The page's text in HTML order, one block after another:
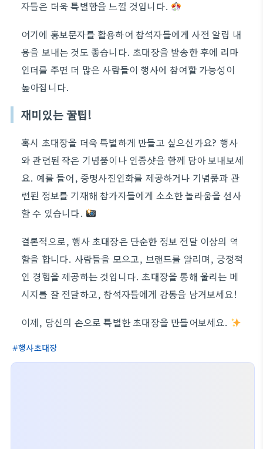
자들은 더욱 특별함을 느낄 것입니다.
여기에 홍보문자를 활용하여 참석자들에게 사전 알림 내
용을 보내는 것도 좋습니다. 초대장을 발송한 후에 리마
인더를 주면 더 많은 사람들이 행사에 참여할 가능성이
높아집니다.
재미있는 꿀팁!
혹시 초대장을 더욱 특별하게 만들고 싶으신가요? 행사
와 관련된 작은 기념품이나 인증샷을 함께 담아 보내보세
요. 예를 들어, 증명사진인화를 제공하거나 기념품과 관
련된 정보를 기재해 참가자들에게 소소한 놀라움을 선사
할 수 있습니다.
결론적으로, 행사 초대장은 단순한 정보 전달 이상의 역
할을 합니다. 사람들을 모으고, 브랜드를 알리며, 긍정적
인 경험을 제공하는 것입니다. 초대장을 통해 울리는 메
시지를 잘 전달하고, 참석자들에게 감동을 남겨보세요!
이제, 당신의 손으로 특별한 초대장을 만들어보세요.
행사초대장